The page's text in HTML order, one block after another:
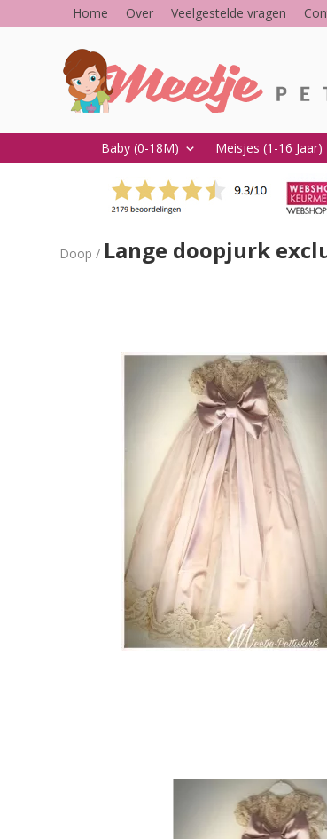
Home Over Veelgestelde vragen
Baby (0-18M) keyboard_arrow_down Meisjes (1-16 Jaar)
Doop / Lange doopjurk